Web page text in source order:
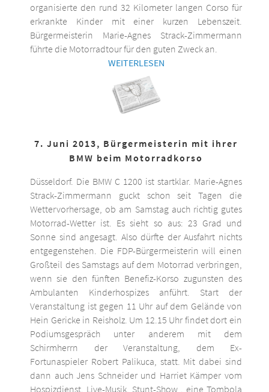
organisierte den rund 32 Kilometer langen Corso für
erkrankte Kinder mit einer kurzen Lebenszeit.
Bürgermeisterin Marie-Agnes Strack-Zimmermann
führte die Motorradtour für den guten Zweck an.
WEITERLESEN
7. Juni 2013, Bürgermeisterin mit ihrer
BMW beim Motorradkorso
Düsseldorf. Die BMW C 1200 ist startklar. Marie-Agnes
Strack-Zimmermann guckt schon seit Tagen die
Wettervorhersage, ob am Samstag auch richtig gutes
Motorrad-Wetter ist. Es sieht so aus: 23 Grad und
Sonne sind angesagt. Also dürfte der Ausfahrt nichts
entgegenstehen. Die FDP-Bürgermeisterin will einen
Großteil des Samstags auf dem Motorrad verbringen,
wenn sie den fünften Benefiz-Korso zugunsten des
Ambulanten Kinderhospizes anführt. Start der
Veranstaltung ist gegen 11 Uhr auf dem Gelände von
Hein Gericke in Reisholz. Um 12.15 Uhr findet dort ein
Podiumsgespräch unter anderem mit dem
Schirmherrn der Veranstaltung, dem Ex-
Fortunaspieler Robert Palikuca, statt. Mit dabei sind
dann auch Jens Schneider und Harriet Kämper vom
Hospizdienst. Live-Musik, Stunt-Show , eine Tombola